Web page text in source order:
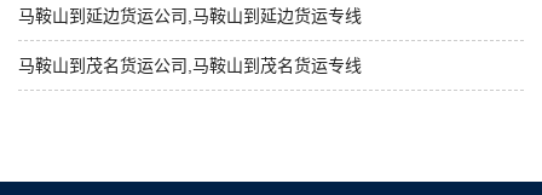
马鞍山到延边货运公司,马鞍山到延边货运专线
马鞍山到茂名货运公司,马鞍山到茂名货运专线